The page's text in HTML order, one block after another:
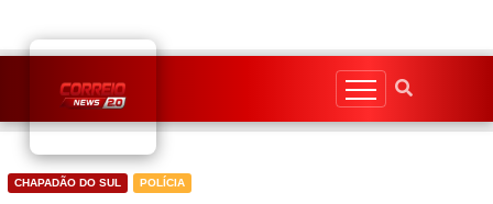
content
CHAPADÃO DO SUL POLÍCIA